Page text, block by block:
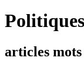
articles mots